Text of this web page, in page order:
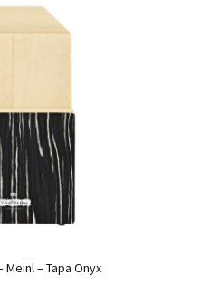
– Tapa Onyx